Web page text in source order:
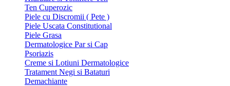
Ten Cuperozic
Piele cu Discromii ( Pete )
Piele Uscata Constitutional
Piele Grasa
Dermatologice Par si Cap
Psoriazis
Creme si Lotiuni Dermatologice
Tratament Negi si Bataturi
Demachiante